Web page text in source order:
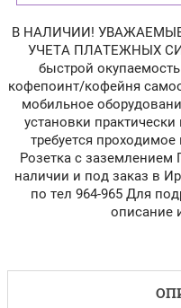
В НАЛИЧИИ!
УЧЕТА ПЛАТЕЖНЫХ
быстрой
кофепоинт/кофейня
мобильное
установки
требуется
Розетка с заземлением
наличии и под заказ в
по тел 964-965 Для
описание